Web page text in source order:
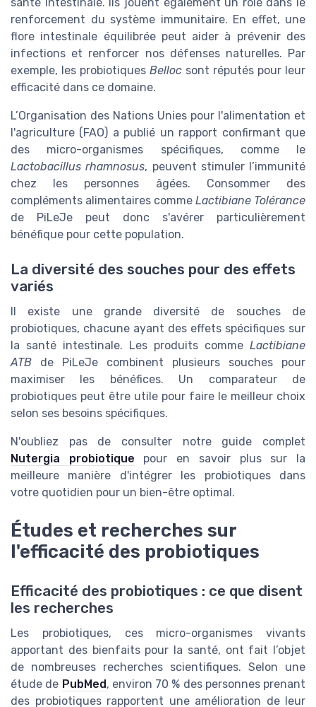
renforcement du système immunitaire. En effet, une
flore intestinale équilibrée peut aider à prévenir des
infections et renforcer nos défenses naturelles. Par
exemple, les probiotiques Belloc sont réputés pour leur
efficacité dans ce domaine.
L’Organisation des Nations Unies pour l'alimentation et
l'agriculture (FAO) a publié un rapport confirmant que
des micro-organismes spécifiques, comme le
Lactobacillus rhamnosus, peuvent stimuler l’immunité
chez les personnes âgées. Consommer des
compléments alimentaires comme Lactibiane Tolérance
de PiLeJe peut donc s'avérer particulièrement
bénéfique pour cette population.
La diversité des souches pour des effets
variés
Il existe une grande diversité de souches de
probiotiques, chacune ayant des effets spécifiques sur
la santé intestinale. Les produits comme Lactibiane
ATB de PiLeJe combinent plusieurs souches pour
maximiser les bénéfices. Un comparateur de
probiotiques peut être utile pour faire le meilleur choix
selon ses besoins spécifiques.
N'oubliez pas de consulter notre guide complet
Nutergia probiotique pour en savoir plus sur la
meilleure manière d'intégrer les probiotiques dans
votre quotidien pour un bien-être optimal.
Études et recherches sur
l'efficacité des probiotiques
Efficacité des probiotiques : ce que disent
les recherches
Les probiotiques, ces micro-organismes vivants
apportant des bienfaits pour la santé, ont fait l’objet
de nombreuses recherches scientifiques. Selon une
étude de PubMed, environ 70 % des personnes prenant
des probiotiques rapportent une amélioration de leur